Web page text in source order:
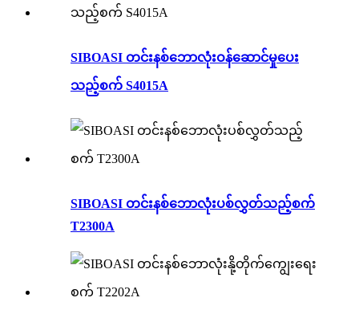
SIBOASI တင်းနစ်ဘောလုံးဝန်ဆောင်မှုပေး
သည့်စက် S4015A
SIBOASI တင်းနစ်ဘောလုံးပစ်လွှတ်သည့်စက်
T2300A